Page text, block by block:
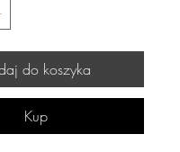
do koszyka
Kup